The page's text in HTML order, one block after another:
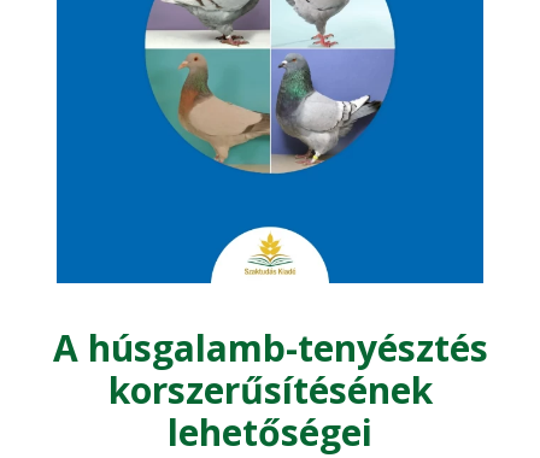
Fenntarthatóság - Ökonómia
Gyümölcstermesztés
Mezőgazdasági építészet
Műszaki ismeretek
Növénytermesztés
A húsgalamb-tenyésztés
korszerűsítésének
lehetőségei